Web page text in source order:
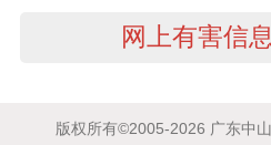
网上有害信
版权所有©2005-2026 广东中